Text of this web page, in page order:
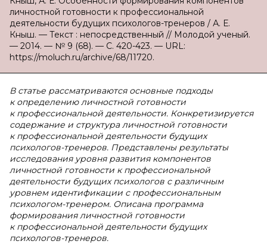
личностной готовности к профессиональной
деятельности будущих психологов-тренеров / А. Е.
Кныш. — Текст : непосредственный // Молодой ученый.
— 2014. — № 9 (68). — С. 420-423. — URL:
https://moluch.ru/archive/68/11720.
В статье рассматриваются основные подходы
к определению личностной готовности
к профессиональной деятельности. Конкретизируется
содержание и структура личностной готовности
к профессиональной деятельности будущих
психологов-тренеров. Представлены результаты
исследования уровня развития компонентов
личностной готовности к профессиональной
деятельности будущих психологов с различным
уровнем идентификации с профессиональным
психологом-тренером. Описана программа
формирования личностной готовности
к профессиональной деятельности будущих
психологов-тренеров.